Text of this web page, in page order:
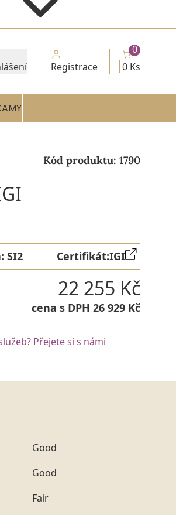
Registrace 0 Ks
0
Kód produktu: 1790
SI2 Certifikát:IGI
22 255 Kč
cena s DPH 26 929 Kč
Přejete si s námi
Good
Good
Fair